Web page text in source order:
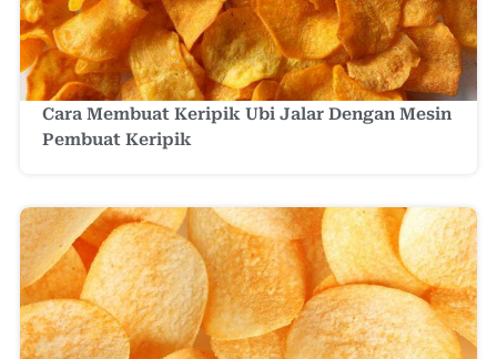
Cara Membuat Keripik Ubi Jalar Dengan Mesin
Pembuat Keripik